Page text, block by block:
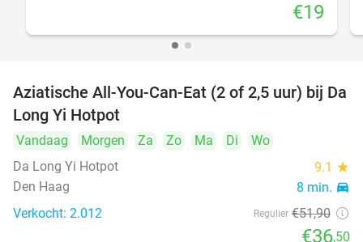
€19
30%
Aziatische All-You-Can-Eat (2 of 2,5 uur) bij Da
Long Yi Hotpot
Vandaag Morgen Za Zo Ma Di
Wo
Da Long Yi Hotpot
9.1 star
Den Haag 8 min. directions_car
Verkocht: 2.012 Regulier €51,90
€36,50